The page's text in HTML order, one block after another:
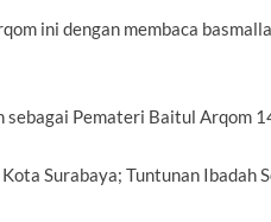
ini dengan membaca
Pemateri Baitul Arqom
Surabaya; Tuntunan Ibadah